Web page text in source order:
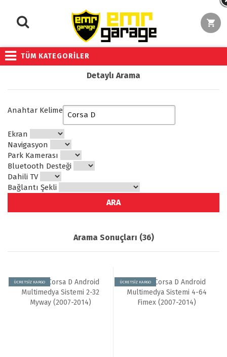
TÜM KATEGORİLER
Detaylı Arama
Anahtar Kelime
Ekran
Navigasyon
Park Kamerası
Bluetooth Desteği
Dahili TV
Bağlantı Şekli
Arama Sonuçları (36)
ÜCRETSİZ KARGO ÜCRETSİZ KARGO